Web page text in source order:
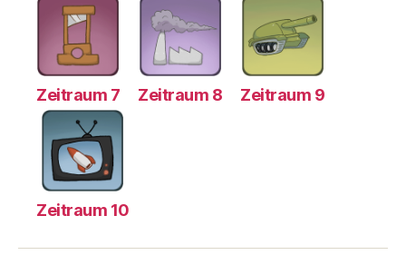
Zeitraum 7 Zeitraum 8 Zeitraum 9
Zeitraum 10